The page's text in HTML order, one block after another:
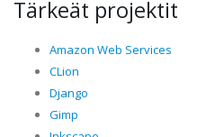
Tärkeät projektit
Amazon Web Services
CLion
Django
Gimp